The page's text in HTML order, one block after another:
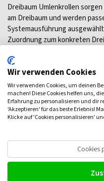
Dreibaum Umlenkrollen
am Dreibaum und werden
Systemausführung
Zuordnung zum konkreten
oder weiterem Zubehör. Bei
passende Ausführung nicht
von der vorgesehenen
Dreibaum Umlenkrollen
Filtern
RUP-503
Wir verwenden Cookies
Wir verwenden Cookies, um deinen
machen! Diese Cookies helfen uns,
Erfahrung zu personalisieren und dir
'Akzeptieren' für das beste Erlebnis!
Klicke auf 'Cookies personalisieren'
Cookies